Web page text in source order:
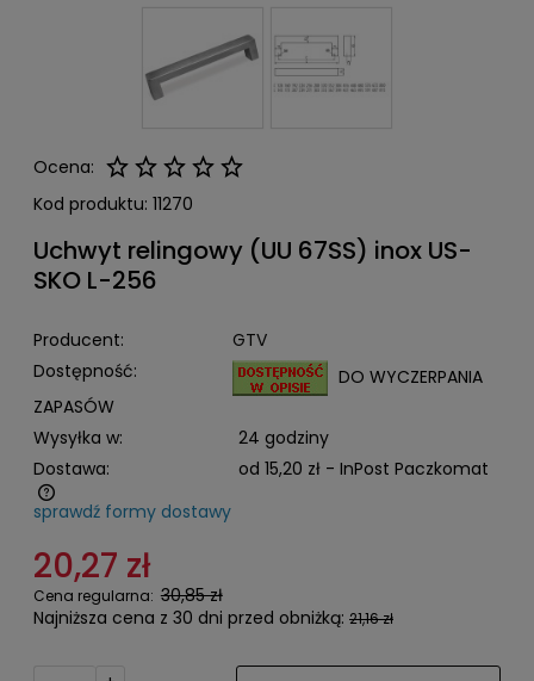
Ocena:
Kod produktu: 11270
Uchwyt relingowy (UU 67SS) inox US-
SKO L-256
Producent:
GTV
Dostępność:
DO WYCZERPANIA
ZAPASÓW
Wysyłka w:
24 godziny
Dostawa:
od 15,20 zł - InPost Paczkomat
Cena nie zawiera ewentualnych kosztów płatności
sprawdź formy dostawy
20,27 zł
Cena regularna: 30,85 zł
Najniższa cena z 30 dni przed obniżką: 21,16 zł